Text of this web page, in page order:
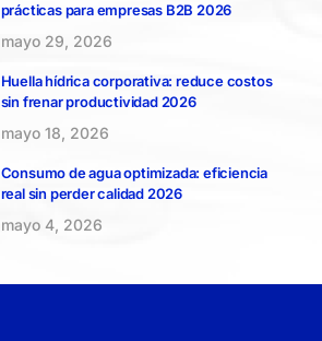
prácticas para empresas B2B 2026
mayo 29, 2026
Huella hídrica corporativa: reduce costos
sin frenar productividad 2026
mayo 18, 2026
Consumo de agua optimizada: eficiencia
real sin perder calidad 2026
mayo 4, 2026